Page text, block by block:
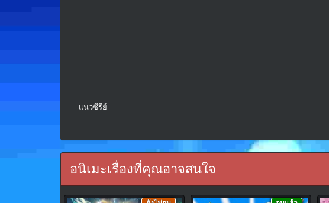
แนวซีรีย์
อนิเมะเรื่องที่คุณอาจสนใจ